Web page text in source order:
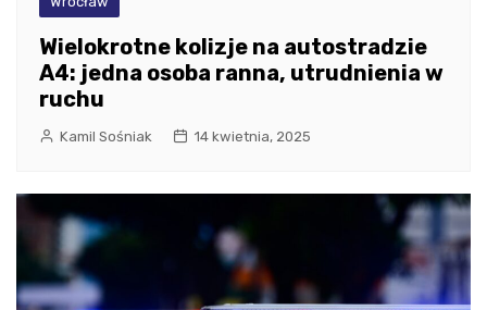
Wielokrotne kolizje na autostradzie
A4: jedna osoba ranna, utrudnienia w
ruchu
Kamil Sośniak 14 kwietnia, 2025